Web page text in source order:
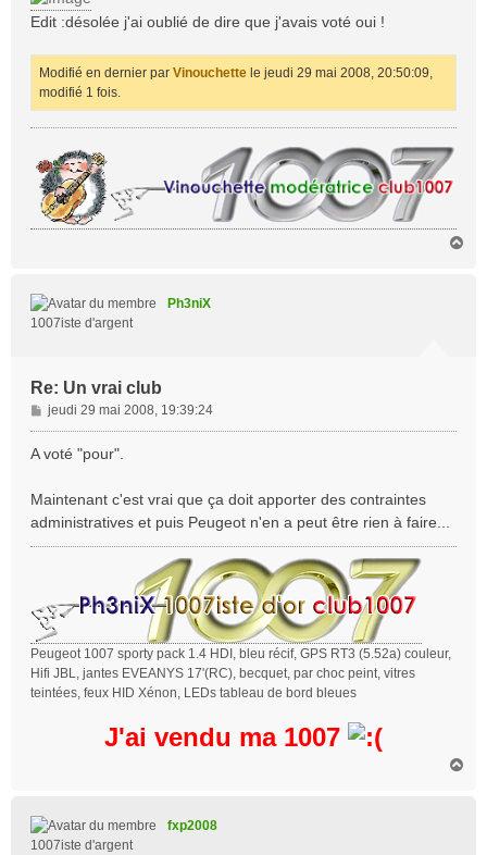
Edit :désolée j'ai oublié de dire que j'avais voté oui !
Modifié en dernier par Vinouchette le jeudi 29 mai 2008, 20:50:09,
modifié 1 fois.
Ph3niX
1007iste d'argent
Re: Un vrai club
M
e
s
g
e
jeudi 29 mai 2008, 19:39:24
A voté "pour".
Maintenant c'est vrai que ça doit apporter des contraintes
administratives et puis Peugeot n'en a peut être rien à faire...
Peugeot 1007 sporty pack 1.4 HDI, bleu récif, GPS RT3 (5.52a) couleur,
Hifi JBL, jantes EVEANYS 17'(RC), becquet, par choc peint, vitres
teintées, feux HID Xénon, LEDs tableau de bord bleues
J'ai vendu ma 1007
fxp2008
1007iste d'argent